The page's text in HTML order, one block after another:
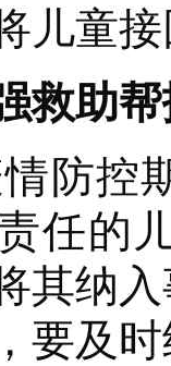
儿童
救助
控期
任的
其纳
要及